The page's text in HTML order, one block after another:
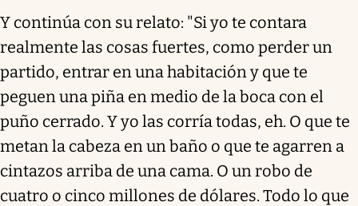
Y continúa con su relato: "Si yo te contara
realmente las cosas fuertes, como perder un
partido, entrar en una habitación y que te
peguen una piña en medio de la boca con el
puño cerrado. Y yo las corría todas, eh. O que te
metan la cabeza en un baño o que te agarren a
cintazos arriba de una cama. O un robo de
cuatro o cinco millones de dólares. Todo lo que